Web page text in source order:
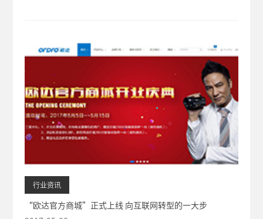
行业资讯
“欧达官方商城”正式上线 向互联网转型的一大步